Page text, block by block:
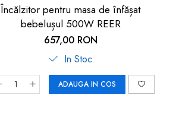
Încălzitor pentru masa de înfășat
bebelușul 500W REER
657,00 RON
In Stoc
ADAUGA IN COS